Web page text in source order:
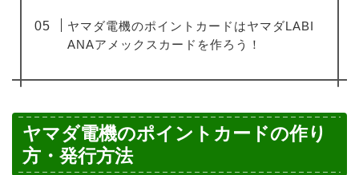
ヤマダ電機のポイントカードはヤマダLABI
ANAアメックスカードを作ろう！
ヤマダ電機のポイントカードの作り
方・発行方法